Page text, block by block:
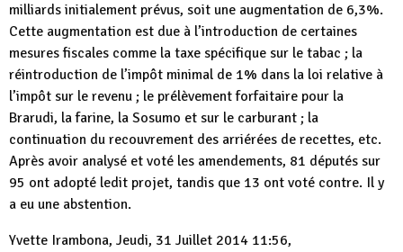
milliards initialement prévus, soit une augmentation de 6,3%.
Cette augmentation est due à l’introduction de certaines
mesures fiscales comme la taxe spécifique sur le tabac ; la
réintroduction de l’impôt minimal de 1% dans la loi relative à
l’impôt sur le revenu ; le prélèvement forfaitaire pour la
Brarudi, la farine, la Sosumo et sur le carburant ; la
continuation du recouvrement des arriérées de recettes, etc.
Après avoir analysé et voté les amendements, 81 députés sur
95 ont adopté ledit projet, tandis que 13 ont voté contre. Il y
a eu une abstention.
Yvette Irambona, Jeudi, 31 Juillet 2014 11:56,